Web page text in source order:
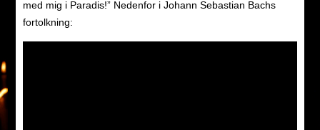
med mig i Paradis!” Nedenfor i Johann Sebastian Bachs
fortolkning: